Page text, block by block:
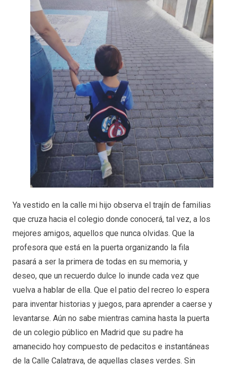
Ya vestido en la calle mi hijo observa el trajín de familias
que cruza hacia el colegio donde conocerá, tal vez, a los
mejores amigos, aquellos que nunca olvidas. Que la
profesora que está en la puerta organizando la fila
pasará a ser la primera de todas en su memoria, y
deseo, que un recuerdo dulce lo inunde cada vez que
vuelva a hablar de ella. Que el patio del recreo lo espera
para inventar historias y juegos, para aprender a caerse y
levantarse. Aún no sabe mientras camina hasta la puerta
de un colegio público en Madrid que su padre ha
amanecido hoy compuesto de pedacitos e instantáneas
de la Calle Calatrava, de aquellas clases verdes. Sin